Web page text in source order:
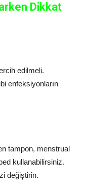
Dikkat
edilmeli.
enfeksiyonların
tampon, menstrual
kullanabilirsiniz.
değiştirin.